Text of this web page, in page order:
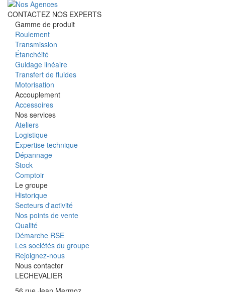
CONTACTEZ NOS EXPERTS
Gamme de produit
Roulement
Transmission
Étanchéité
Guidage linéaire
Transfert de fluides
Motorisation
Accouplement
Accessoires
Nos services
Ateliers
Logistique
Expertise technique
Dépannage
Stock
Comptoir
Le groupe
Historique
Secteurs d'activité
Nos points de vente
Qualité
Démarche RSE
Les sociétés du groupe
Rejoignez-nous
Nous contacter
LECHEVALIER